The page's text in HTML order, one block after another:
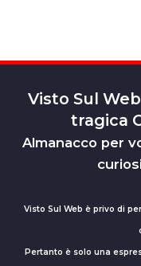
Visto Sul
tragica
Almanacco per
Visto Sul Web è privo di
Pertanto è solo una